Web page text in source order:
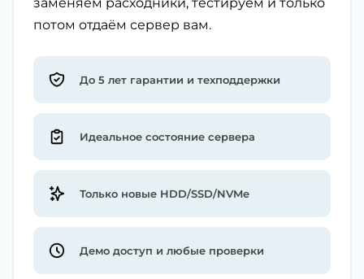
потом отдаём сервер вам.
До 5 лет гарантии и техподдержки
Идеальное состояние сервера
Только новые HDD/SSD/NVMe
Демо доступ и любые проверки